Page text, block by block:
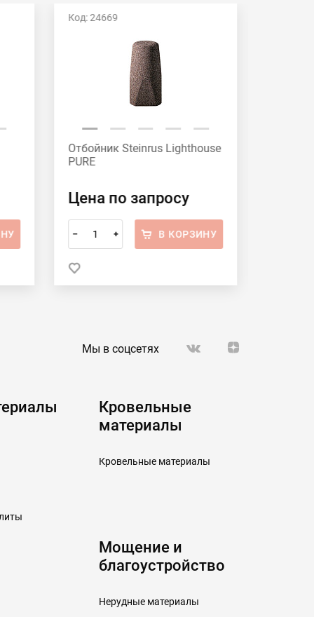
Код: 24669
Отбойник Steinrus Lighthouse
PURE
Цена по запросу
– + В КОРЗИНУ
Мы в соцсетях
Кровельные
материалы
Кровельные материалы
Мощение и
благоустройство
Нерудные материалы